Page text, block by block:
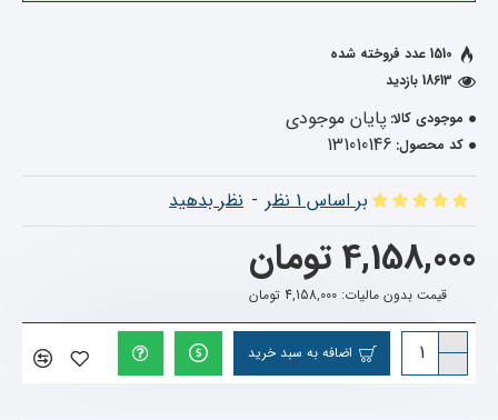
موجودی کالا: پایان موجودی
کد محصول: 131010146
1510 عدد فروخته شده
18613 بازدید
بر اساس 1 نظر - نظر بدهید
4,158,000 تومان
قیمت بدون مالیات: 4,158,000 تومان
اضافه به سبد خرید